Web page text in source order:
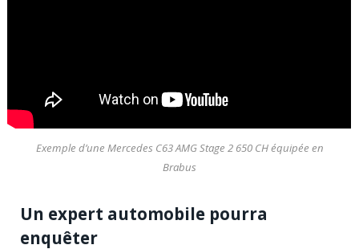
Exemple d’une Mercedes C63 AMG Stage 2 650 CH équipée en
Brabus
Un expert automobile pourra
enquêter